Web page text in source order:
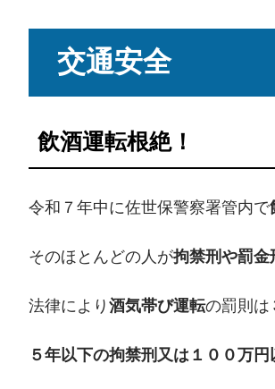
交通安全
飲酒運転根絶！
令和７年中に佐世保警察署管内で
そのほとんどの人が拘禁刑や罰金
法律により酒気帯び運転の罰則は
５年以下の拘禁刑又は１００万